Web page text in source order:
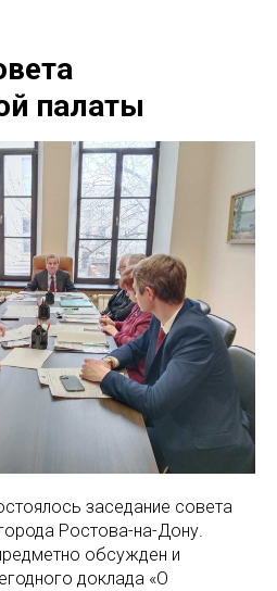
палаты
заседание совета
Ростова-на-Дону.
обсужден и
доклада «О